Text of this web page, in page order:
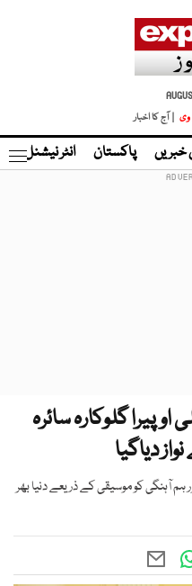
وی | آج کا اخبار
پاکستان انٹر نیشنل
گلوکارہ سائرہ
دیاگیا
آہنگی کو موسیقی کے ذریعے دنیا بھر